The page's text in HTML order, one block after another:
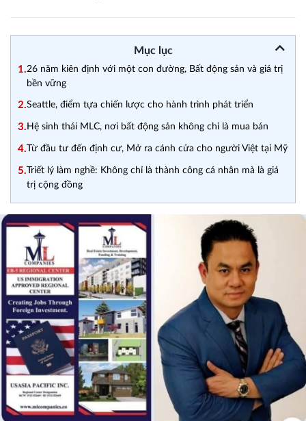
Mục lục
1.26 năm kiên định với một con đường, Bất động sản và giá trị
bền vững
2.Seattle, điểm tựa chiến lược cho hành trình phát triển
3. Hệ sinh thái MLC, nơi bất động sản không chỉ là mua bán
4.Từ đầu tư đến định cư, Mở ra cánh cửa cho người Việt tại Mỹ
5.Triết lý làm nghề: Không chỉ là thành công cá nhân mà là giá
trị cộng đồng